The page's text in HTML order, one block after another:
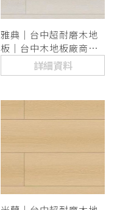
雅典｜台中超耐磨木地
板｜台中木地板廠商推
詳細資料